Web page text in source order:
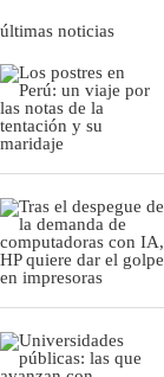
últimas noticias